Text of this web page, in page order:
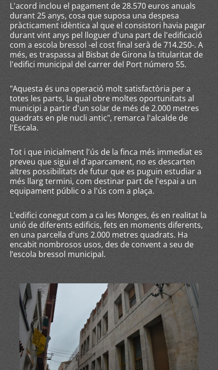
L'acord inclou el pagament de 28.570 euros anuals
durant 25 anys, cosa que suposa una despesa
pràcticament idèntica al que el consistori havia pagar
durant vint anys pel lloguer d'una part de l'edificació
com a escola bressol -el cost final serà de 714.250-. A
més, es traspassa al Bisbat de Girona la titularitat de
l'edifici municipal del carrer del Port número 55.
"Aquesta és una operació molt satisfactòria per a
totes les parts, la qual obre moltes oportunitats al
municipi a partir d'un solar de més de 2.000 metres
quadrats en ple nucli antic", remarca l'alcalde de
l'Escala.
Tot i que inicialment l'ús de la finca més immediat es
preveu que sigui el d'aparcament, no es descarten
altres possibilitats de futur que es puguin estudiar a
més llarg termini, com destinar part de l'espai a un
equipament públic o a l'ús com a plaça.
L'edifici conegut com a ca les Monges, és en realitat la
unió de diferents edificis, fets en moments diferents,
en una parcel·la d'uns 2.000 metres quadrats. Ha
encabit nombrosos usos, des de convent a seu de
l’escola bressol municipal.